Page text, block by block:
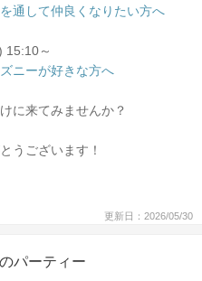
通して仲良くなりたい方へ
15:10～
ニーが好きな方へ
に来てみませんか？
うございます！
更新日：2026/05/30
パーティー